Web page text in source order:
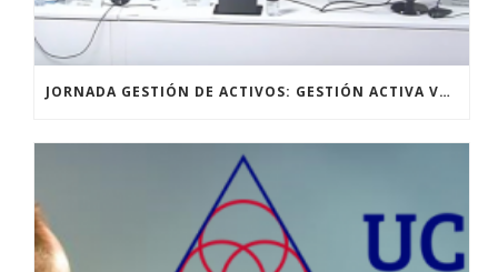
JORNADA GESTIÓN DE ACTIVOS: GESTIÓN ACTIVA VERSUS GESTIÓN PASIVA